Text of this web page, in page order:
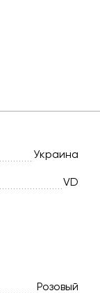
Украина
VD
Розовый